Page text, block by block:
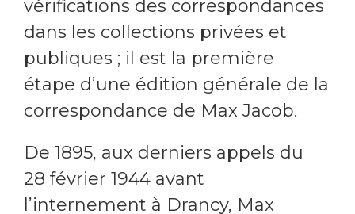
vérifications des correspondances
dans les collections privées et
publiques ; il est la première
étape d’une édition générale de la
correspondance de Max Jacob.
De 1895, aux derniers appels du
28 février 1944 avant
l’internement à Drancy, Max